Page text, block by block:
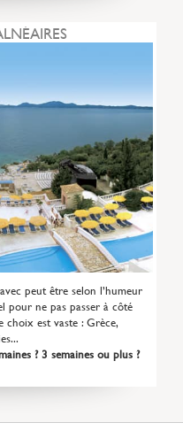
peut être selon l’humeur
pour ne pas passer à côté
choix est vaste : Grèce,
? 3 semaines ou plus ?